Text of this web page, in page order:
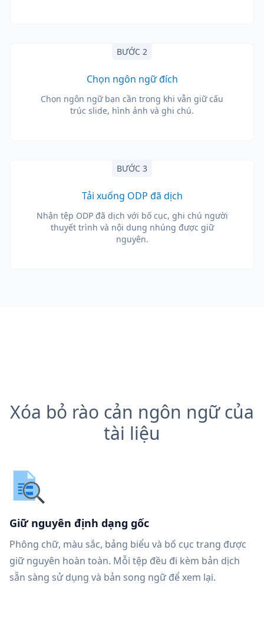
BƯỚC 2
Chọn ngôn ngữ đích
Chọn ngôn ngữ bạn cần trong khi vẫn giữ cấu
trúc slide, hình ảnh và ghi chú.
BƯỚC 3
Tải xuống ODP đã dịch
Nhận tệp ODP đã dịch với bố cục, ghi chú người
thuyết trình và nội dung nhúng được giữ
nguyên.
Xóa bỏ rào cản ngôn ngữ của
tài liệu
Giữ nguyên định dạng gốc
Phông chữ, màu sắc, bảng biểu và bố cục trang được
giữ nguyên hoàn toàn. Mỗi tệp đều đi kèm bản dịch
sẵn sàng sử dụng và bản song ngữ để xem lại.